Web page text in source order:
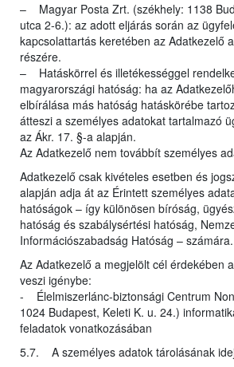
– Magyar Posta Zrt. (székhely: 1138
utca 2-6.): az adott eljárás során az
kapcsolattartás keretében az Adatkezelő
részére.
– Hatáskörrel és illetékességgel
magyarországi hatóság: ha az
elbírálása más hatóság hatáskörébe
átteszi a személyes adatokat tartalmazó
az Ákr. 17. §-a alapján.
Az Adatkezelő nem továbbít személyes
Adatkezelő csak kivételes esetben és
alapján adja át az Érintett személyes
hatóságok – így különösen bíróság,
hatóság és szabálysértési hatóság,
Információszabadság Hatóság – számára.
Az Adatkezelő a megjelölt cél érdekében
veszi igénybe:
- Élelmiszerlánc-biztonsági Centrum
1024 Budapest, Keleti K. u. 24.)
feladatok vonatkozásában
5.7. A személyes adatok tárolásának